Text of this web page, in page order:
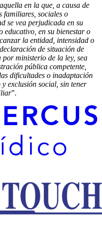
en la que, a causa de
familiares, sociales o
se vea perjudicada en su
en su bienestar o
la entidad, intensidad o
de situación de
ministerio de la ley, sea
pública competente,
dificultades o inadaptación
exclusión social, sin tener
”.